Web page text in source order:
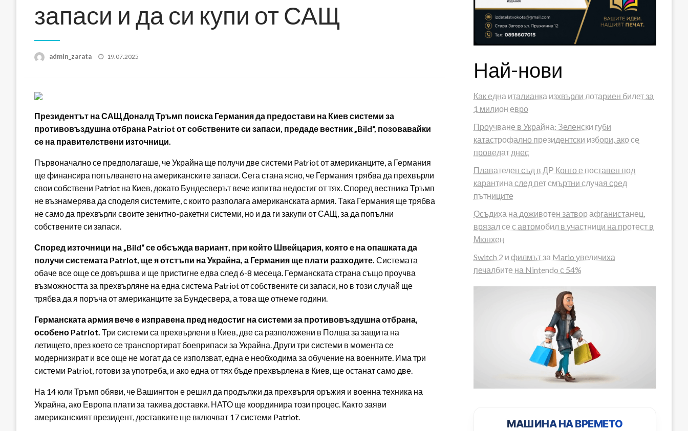
запаси и да си купи от САЩ
admin_zarata
Posted
19.07.2025
Президентът на САЩ Доналд Тръмп поиска Германия да предостави на Киев системи за
противовъздушна отбрана Patriot от собствените си запаси, предаде вестник „Bild“, позовавайки
се на правителствени източници.
Първоначално се предполагаше, че Украйна ще получи две системи Patriot от американците, а Германия
ще финансира попълването на американските запаси. Сега стана ясно, че Германия трябва да прехвърли
свои собствени Patriot на Киев, докато Бундесверът вече изпитва недостиг от тях. Според вестника Тръмп
не възнамерява да споделя системите, с които разполага американската армия. Така Германия ще трябва
не само да прехвърли своите зенитно-ракетни системи, но и да ги закупи от САЩ, за да попълни
собствените си запаси.
Според източници на „Bild“ се обсъжда вариант, при който Швейцария, която е на опашката да
получи системата Patriot, ще я отстъпи на Украйна, а Германия ще плати разходите. Системата
обаче все още се довършва и ще пристигне едва след 6-8 месеца. Германската страна също проучва
възможността за прехвърляне на една система Patriot от собствените си запаси, но в този случай ще
трябва да я поръча от американците за Бундесвера, а това ще отнеме години.
Германската армия вече е изправена пред недостиг на системи за противовъздушна отбрана,
особено Patriot. Три системи са прехвърлени в Киев, две са разположени в Полша за защита на
летището, през което се транспортират боеприпаси за Украйна. Други три системи в момента се
модернизират и все още не могат да се използват, една е необходима за обучение на военните. Има три
системи Patriot, готови за употреба, и ако една от тях бъде прехвърлена в Киев, ще останат само две.
На 14 юли Тръмп обяви, че Вашингтон е решил да продължи да прехвърля оръжия и военна техника на
Украйна, ако Европа плати за такива доставки. НАТО ще координира този процес. Както заяви
американският президент, доставките ще включват 17 системи Patriot.
Най-нови
Как една италианка изхвърли лотариен билет за
1 милион евро
Проучване в Украйна: Зеленски губи
катастрофално президентски избори, ако се
проведат днес
Плавателен съд в ДР Конго е поставен под
карантина след пет смъртни случая сред
пътниците
Осъдиха на доживотен затвор афганистанец,
врязал се с автомобил в участници на протест в
Мюнхен
Switch 2 и филмът за Mario увеличиха
печалбите на Nintendo с 54%
МАШИНА НА ВРЕМЕТО